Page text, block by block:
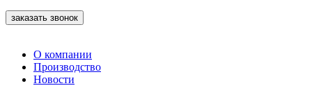
заказать звонок
О компании
Производство
Новости